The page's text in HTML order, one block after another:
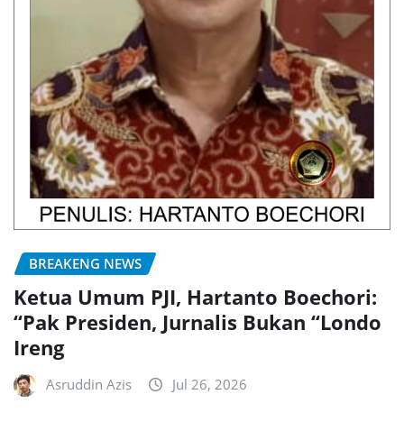
BREAKENG NEWS
Ketua Umum PJI, Hartanto Boechori:
“Pak Presiden, Jurnalis Bukan “Londo
Ireng
Asruddin Azis Jul 26, 2026